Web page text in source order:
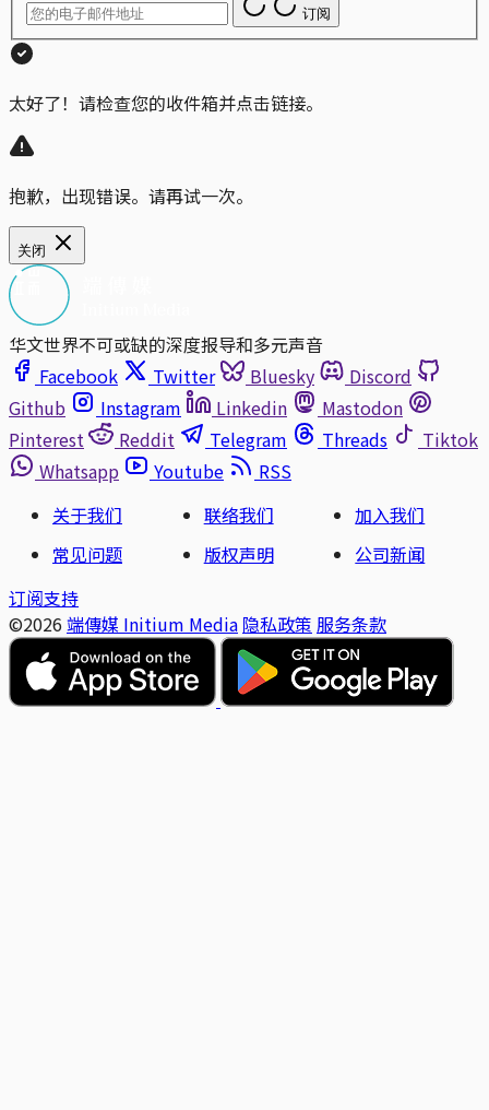
订阅
太好了！请检查您的收件箱并点击链接。
抱歉，出现错误。请再试一次。
关闭
华文世界不可或缺的深度报导和多元声音
Facebook
Twitter Bluesky
Discord
Github
Instagram Linkedin
Mastodon
Pinterest
Reddit Telegram Threads
Tiktok
Whatsapp
Youtube
RSS
关于我们
联络我们
加入我们
常见问题
版权声明
公司新闻
订阅支持
©2026 端傳媒 Initium Media 隐私政策 服务条款